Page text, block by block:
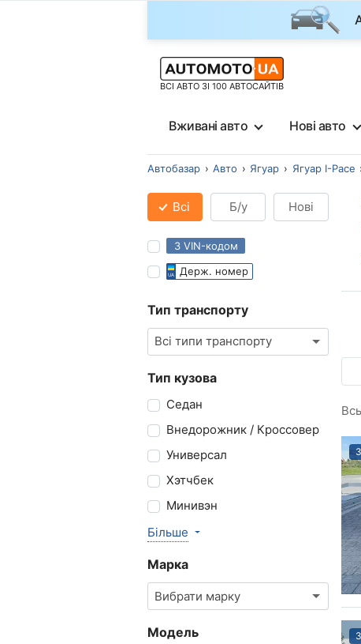
ВСІ АВТО ЗІ 100 АВТОСАЙТІВ
Вживані авто Нові авто
Автобазар Авто Ягуар Ягуар I-Pace
Всі Б/у Нові
З VIN-кодом
Держ. номер
Тип транспорту
Всі типи транспорту
Тип кузова
Седан
Внедорожник / Кроссовер
Универсал
Хэтчбек
Минивэн
Більше
Марка
Вибрати марку
Модель